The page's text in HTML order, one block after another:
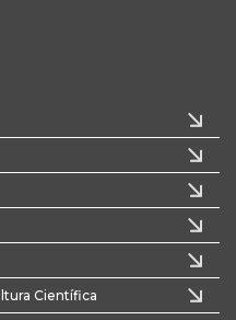
Científica